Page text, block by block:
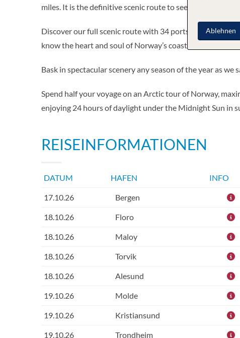
miles. It is the definitive scenic route to see the Norwegian
Discover our full scenic route with 34 ports visited
know the heart and soul of Norway’s coastline
Bask in spectacular scenery any season of the year as
Spend half your voyage on an Arctic tour of Norway,
enjoying 24 hours of daylight under the Midnight Sun in
REISEINFORMATIONEN
DATUM HAFEN INFO
17.10.26 Bergen
18.10.26 Floro
18.10.26 Maloy
18.10.26 Torvik
18.10.26 Alesund
19.10.26 Molde
19.10.26 Kristiansund
19.10.26 Trondheim
Ablehnen